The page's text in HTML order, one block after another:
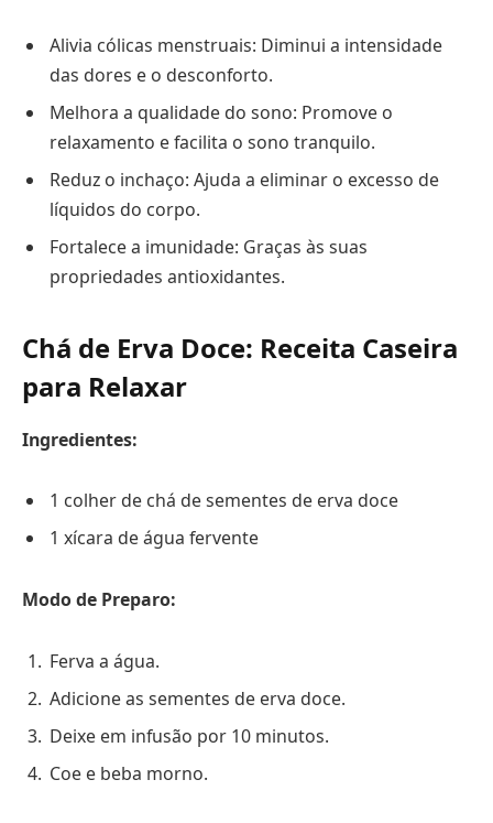
Alivia cólicas menstruais: Diminui a intensidade
das dores e o desconforto.
Melhora a qualidade do sono: Promove o
relaxamento e facilita o sono tranquilo.
Reduz o inchaço: Ajuda a eliminar o excesso de
líquidos do corpo.
Fortalece a imunidade: Graças às suas
propriedades antioxidantes.
Chá de Erva Doce: Receita Caseira
para Relaxar
Ingredientes:
1 colher de chá de sementes de erva doce
1 xícara de água fervente
Modo de Preparo:
Ferva a água.
Adicione as sementes de erva doce.
Deixe em infusão por 10 minutos.
Coe e beba morno.